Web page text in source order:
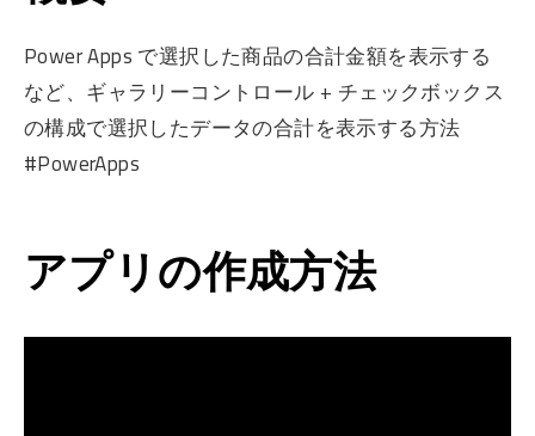
Power Apps で選択した商品の合計金額を表示する
など、ギャラリーコントロール + チェックボックス
の構成で選択したデータの合計を表示する方法
#PowerApps
アプリの作成方法